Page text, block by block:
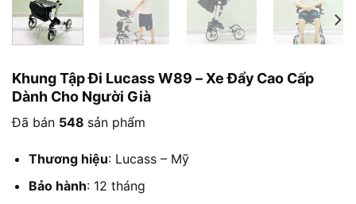
Khung Tập Đi Lucass W89 – Xe Đẩy Cao Cấp
Dành Cho Người Già
Đã bán 548 sản phẩm
Thương hiệu: Lucass – Mỹ
Bảo hành: 12 tháng